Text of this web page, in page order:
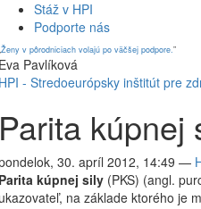
Stáž v HPI
Podporte nás
Ženy v pôrodniciach volajú po väčšej podpore.”
Eva Pavlíková
HPI - Stredoeurópsky inštitút pre
Parita kúpnej
30. apríl 2012, 14:49 —
Parita kúpnej sily (PKS) (angl.
ukazovateľ, na základe ktorého je